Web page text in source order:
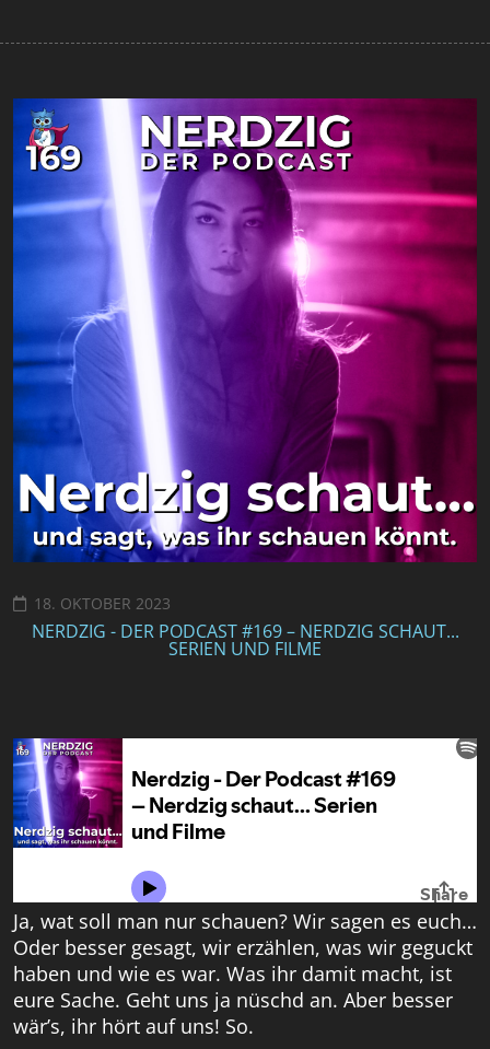
18. OKTOBER 2023
NERDZIG - DER PODCAST #169 – NERDZIG SCHAUT...
SERIEN UND FILME
Ja, wat soll man nur schauen? Wir sagen es euch…
Oder besser gesagt, wir erzählen, was wir geguckt
haben und wie es war. Was ihr damit macht, ist
eure Sache. Geht uns ja nüschd an. Aber besser
wär’s, ihr hört auf uns! So.